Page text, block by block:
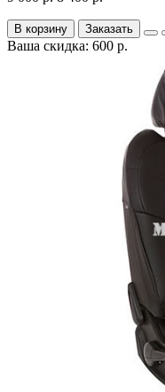
В корзину Заказать
Ваша скидка: 600 р.